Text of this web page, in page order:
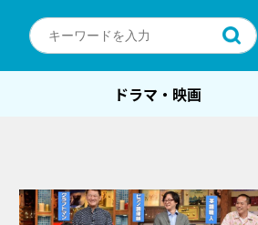
ドラマ・映画